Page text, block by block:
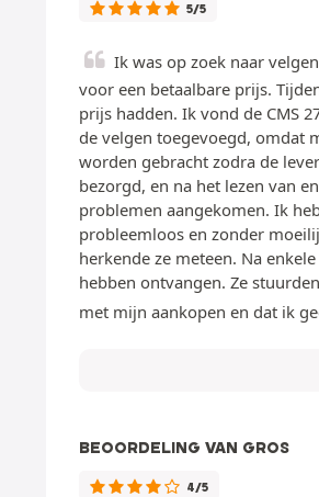
5/5
Ik was op zoek naar
voor een betaalbare prijs.
prijs hadden. Ik vond de CMS
de velgen toegevoegd, omdat
worden gebracht zodra de
bezorgd, en na het lezen van
problemen aangekomen. Ik
probleemloos en zonder
herkende ze meteen. Na
hebben ontvangen. Ze
met mijn aankopen en dat ik
BEOORDELING VAN GROS
4/5